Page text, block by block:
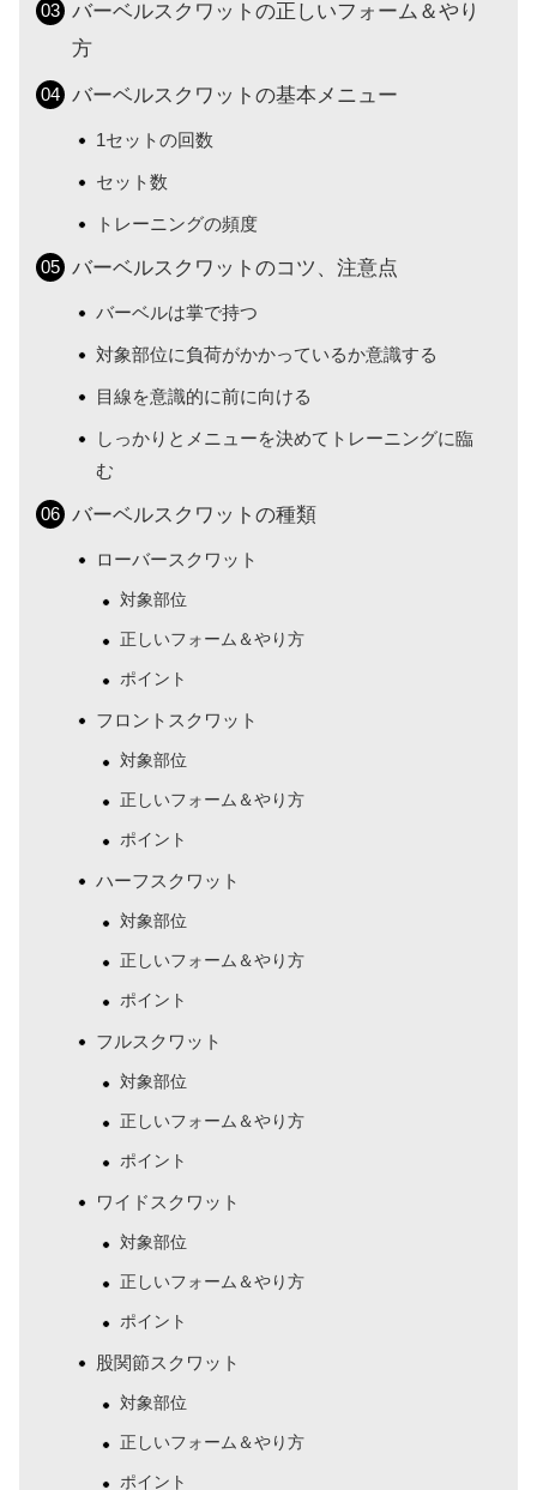
バーベルスクワットの正しいフォーム＆やり
方
バーベルスクワットの基本メニュー
1セットの回数
セット数
トレーニングの頻度
バーベルスクワットのコツ、注意点
バーベルは掌で持つ
対象部位に負荷がかかっているか意識する
目線を意識的に前に向ける
しっかりとメニューを決めてトレーニングに臨
む
バーベルスクワットの種類
ローバースクワット
対象部位
正しいフォーム＆やり方
ポイント
フロントスクワット
対象部位
正しいフォーム＆やり方
ポイント
ハーフスクワット
対象部位
正しいフォーム＆やり方
ポイント
フルスクワット
対象部位
正しいフォーム＆やり方
ポイント
ワイドスクワット
対象部位
正しいフォーム＆やり方
ポイント
股関節スクワット
対象部位
正しいフォーム＆やり方
ポイント